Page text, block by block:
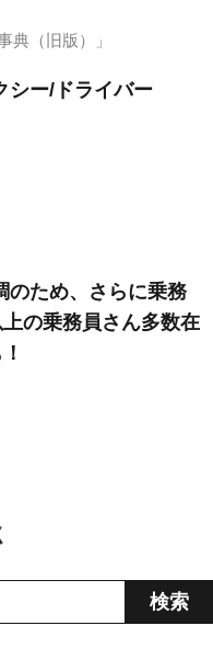
典（旧版）」
シー/ドライバー
のため、さらに乗務
の乗務員さん多数在